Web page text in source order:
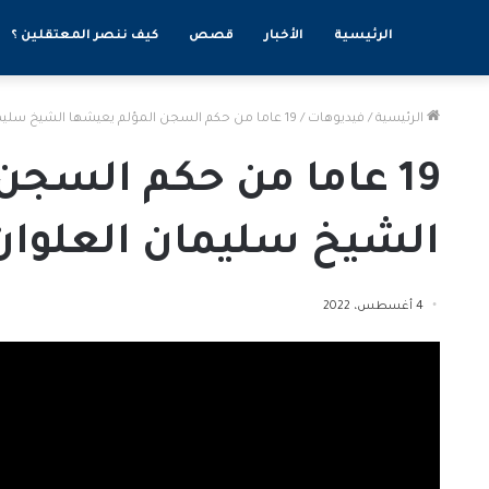
الرئيسية الأخبار قصص كيف ننصر المعتقلين ؟
الرئيسية / فيديوهات / 19 عاما من حكم السجن المؤلم يعيشها الشيخ سليمان العلوان
19 عاما من حكم
الشيخ سليمان
4 أغسطس، 2022